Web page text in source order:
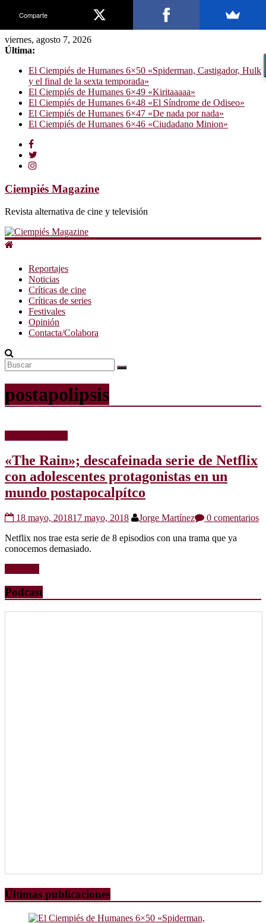
viernes, agosto 7, 2026
Última:
El Ciempiés de Humanes 6×50 «Spiderman, Castigador, Hulk
y el final de la sexta temporada»
El Ciempiés de Humanes 6×49 «Kiritaaaaa»
El Ciempiés de Humanes 6×48 «El Síndrome de Odiseo»
El Ciempiés de Humanes 6×47 «De nada por nada»
El Ciempiés de Humanes 6×46 «Ciudadano Minion»
Ciempiés Magazine
Revista alternativa de cine y televisión
Reportajes
Noticias
Críticas de cine
Críticas de series
Festivales
Opinión
Contacta/Colabora
postapolipsis
«The Rain»; descafeinada serie de Netflix
con adolescentes protagonistas en un
mundo postapocalpítco
18 mayo, 201817 mayo, 2018 Jorge Martínez
0 comentarios
Netflix nos trae esta serie de 8 episodios con una trama que ya
conocemos demasiado.
Podcast
Últimas publicaciones
Comparte